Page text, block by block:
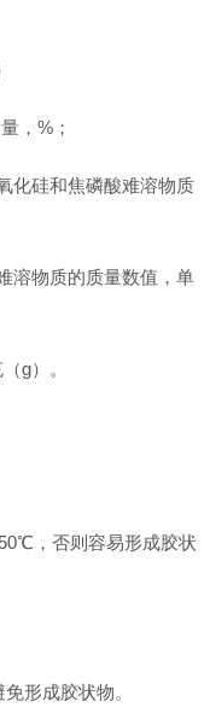
，%；
硅和焦磷酸难溶物质
物质的质量数值，单
g）。
，否则容易形成胶状
形成胶状物。